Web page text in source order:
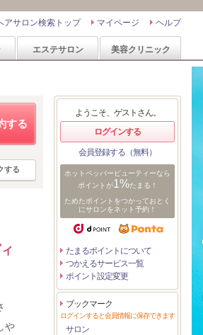
ヘルプ
マイページ
アサロン検索トップ
エステサロン 美容クリニック
する
する
や
ようこそ、ゲストさん。
ログインする
会員登録する（無料）
ホットペッパービューティーなら
ポイントが1%たまる！
ためたポイントをつかっておとく
にサロンをネット予約！
たまるポイントについて
つかえるサービス一覧
ポイント設定変更
ブックマーク
ログインすると会員情報に保存できます
サロン